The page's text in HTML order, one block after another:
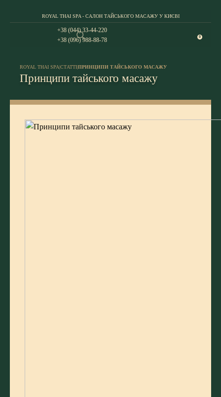
ROYAL THAI SPA - САЛОН ТАЙСЬКОГО МАСАЖУ У КИЄВІ
+38 (044) 33-44-220
+38 (096) 988-88-78
0
ROYAL THAI SPA|СТАТТІ|ПРИНЦИПИ ТАЙСЬКОГО МАСАЖУ
Принципи тайського масажу